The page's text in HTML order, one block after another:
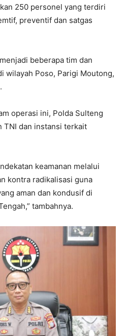
250 personel yang terdiri
preventif dan satgas
beberapa tim dan
wilayah Poso, Parigi Moutong,
operasi ini, Polda Sulteng
TNI dan instansi terkait
keamanan melalui
kontra radikalisasi guna
aman dan kondusif di
tambahnya.